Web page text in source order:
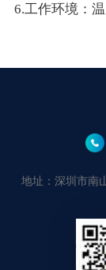
6.工作环境：
地址：深圳市南